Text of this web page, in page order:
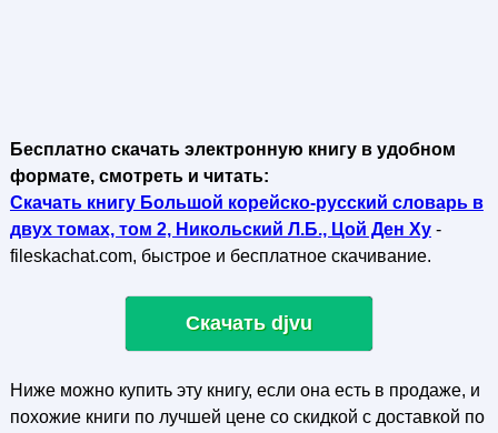
Бесплатно скачать электронную книгу в удобном
формате, смотреть и читать:
Скачать книгу Большой корейско-русский словарь в
двух томах, том 2, Никольский Л.Б., Цой Ден Ху-
fileskachat.com, быстрое и бесплатное скачивание.
Скачать djvu
Ниже можно купить эту книгу, если она есть в продаже, и
похожие книги по лучшей цене со скидкой с доставкой по